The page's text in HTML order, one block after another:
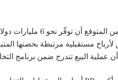
البيع تندرج ضمن برنامج التخارج الذي